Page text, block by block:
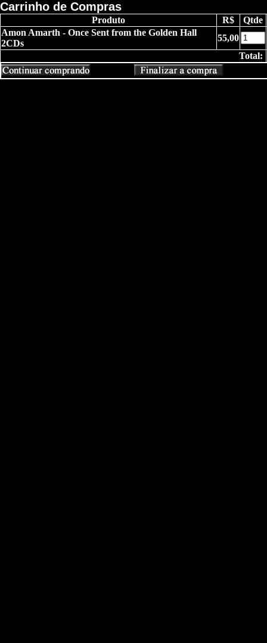
Carrinho de Compras
Produto R$
Qtde
Amon Amarth - Once Sent from the Golden Hall
2CDs
55,00
Total: